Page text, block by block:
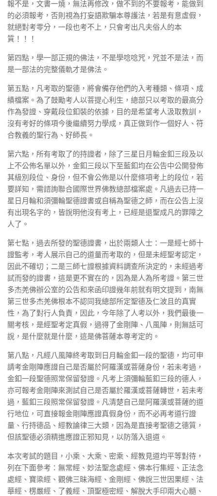
報不是，文書一燒，無法再修改，做不到的不要報考，能做到
的必須報考，否則視為打妄語欺騙本尊護法，若是有意虛假，
就絕對考零分，一段也考不上，只會考出凡夫俗人的本
質！！！
第四點，學一部正規的佛法，不是學唸唸咒，咒並不是法，而
是一部法的完整儀軌才是佛法。
第五點，凡考取的聖德，將會備存他們的入考種類、條項、成
績檔案。為了鼓勵考人以菩提心利生，總部只以考取的最高分
作為發證、穿戴段位釦裝的依據，目的是希望考人汲取教訓，
沒有考好的條項今後繼續努力學成，真正做到作一個好人、符
合教義的聖行為、好師長。
第六點，所有考取了的持證者，除了三星日月輪金釦三段及以
上不公佈名單以外，金釦三段以下至藍釦均在公告中公開發佈
其級別段位、身份，但不會公佈是以什麼條項考上的段位，若
要詳知，需諮詢聯合國際世界佛教總部檔案處。凡過去已持一
星日月輪和須彌輪聖德證書或自稱為聖德之師，而在公告上沒
有出現名字的，皆說明他沒有考上，已經是退聖成凡的罪障之
人了。
第七點，過去所發的聖德證書，出於兩類人士：一是經七師十
證監考，考人展示自己的道量而考取的，但是未經聖考認定，
因此不確切；二是三師七證根據資料調查所決定的，未經過考
試而發的證書，這是更不實在的，因為是人為所考證。第三世
多杰羌佛辦公室的公告和來函印證幾年前就有明文提到，南無
第三世多杰羌佛根本不認同我總部所定聖德及仁波且的真實
性，為了對行人負責，因此，今年除了人考以外，我們最後一
關考核，是經聖考定真假，過得了金剛陣、八風陣，則無話可
說，是什麼就是什麼，這是佛菩薩本尊考定的。
第八點，凡經八風陣終考取到日月輪金釦一段的聖德，均可申
請考金剛陣應證自己是否屬於阿羅漢或菩薩身份，若未考過，
金釦一段聖德照常保留發證。凡考上須彌輪藍釦三段的德人，
亦可報考金剛陣來測試自己是否屬於羅漢或菩薩轉世，若未考
過，藍釦三段照常保留發證。凡清楚自己是阿羅漢或菩薩的道
行地位，可直接報金剛陣應證真假身份，而不必再考道行證
量、行持德品、經教論律三大類，因為是直接考聖德之德質，
但該聖德必須精進應證正邪知見，以防落入退道。
本次考試的題目，小乘、大乘、密乘、經教見道均平等對待，
列在下面參考：無常經、妙法聖念處經、佛本行集經、正法念
處經、寶梁經、觀佛三昧海經、金剛經、佛說三世因果經、法
華經、楞嚴經、了義經、頂聖極密經、解脫大手印兩大心髓、